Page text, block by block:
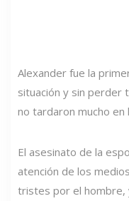
Alexander fue la
situación y sin perder
no tardaron mucho en
El asesinato de la
atención de los
tristes por el hombre,